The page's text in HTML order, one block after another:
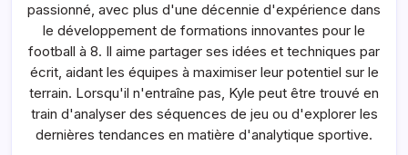
passionné, avec plus d'une décennie d'expérience dans
le développement de formations innovantes pour le
football à 8. Il aime partager ses idées et techniques par
écrit, aidant les équipes à maximiser leur potentiel sur le
terrain. Lorsqu'il n'entraîne pas, Kyle peut être trouvé en
train d'analyser des séquences de jeu ou d'explorer les
dernières tendances en matière d'analytique sportive.